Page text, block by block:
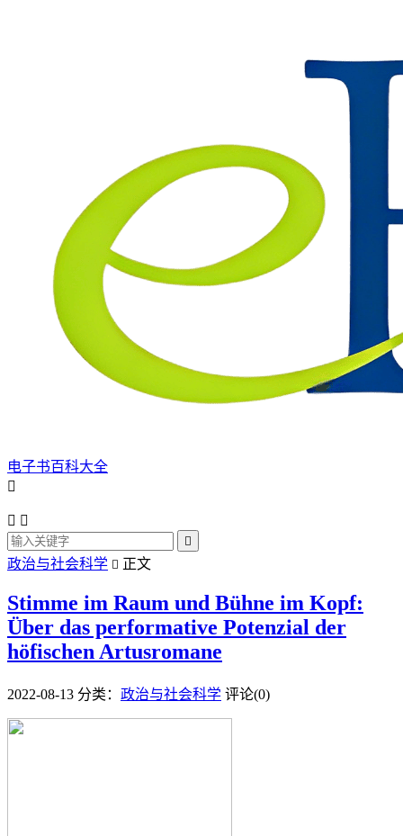
电子书百科大全

 

政治与社会科学  正文
Stimme im Raum und Bühne im Kopf:
Über das performative Potenzial der
höfischen Artusromane
2022-08-13 分类： 政治与社会科学 评论(0)